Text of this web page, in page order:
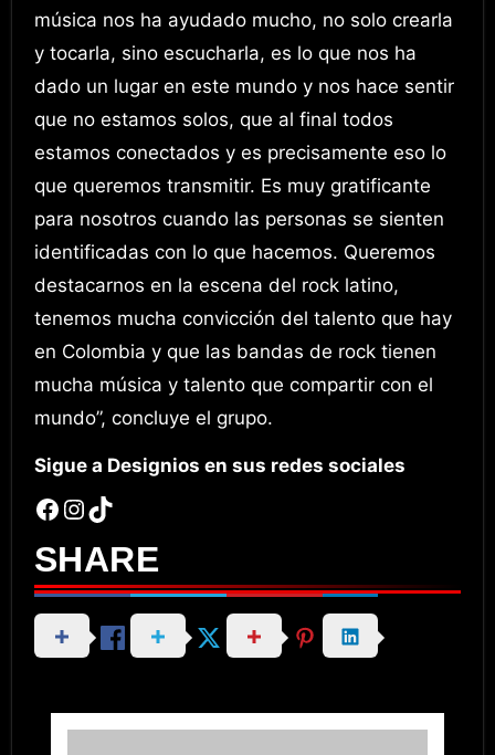
música nos ha ayudado mucho, no solo crearla
y tocarla, sino escucharla, es lo que nos ha
dado un lugar en este mundo y nos hace sentir
que no estamos solos, que al final todos
estamos conectados y es precisamente eso lo
que queremos transmitir. Es muy gratificante
para nosotros cuando las personas se sienten
identificadas con lo que hacemos. Queremos
destacarnos en la escena del rock latino,
tenemos mucha convicción del talento que hay
en Colombia y que las bandas de rock tienen
mucha música y talento que compartir con el
mundo”, concluye el grupo.
Sigue a Designios en sus redes sociales
Facebook InstagramTikTok
SHARE